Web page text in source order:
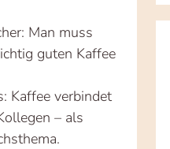
Man muss
guten Kaffee
Kaffee verbindet
– als